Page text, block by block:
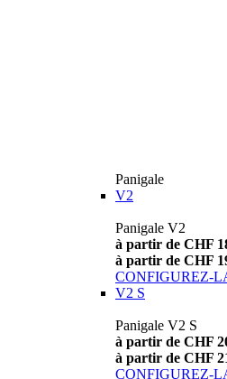
Panigale
V2
Panigale V2
à partir de CHF
à partir de CHF
CONFIGUREZ-
V2 S
Panigale V2 S
à partir de CHF
à partir de CHF
CONFIGUREZ-